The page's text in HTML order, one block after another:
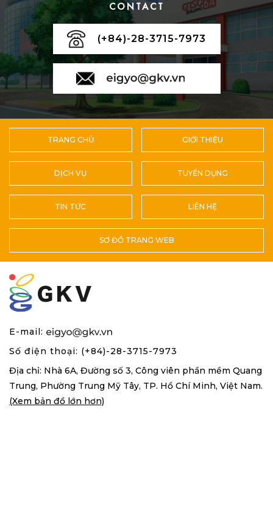
CONTACT
(+84)-28-3715-7973
TRANG CHỦ GIỚI THIỆU
DỊCH VỤ TUYỂN DỤNG
TIN TỨC LIÊN HỆ
SƠ ĐỒ TRANG WEB
E-mail:
Số điện thoại: (+84)-28-3715-7973
Địa chỉ: Nhà 6A, Đường số 3, Công viên phần mềm Quang
Trung, Phường Trung Mỹ Tây, TP. Hồ Chí Minh, Việt Nam.
(Xem bản đồ lớn hơn)